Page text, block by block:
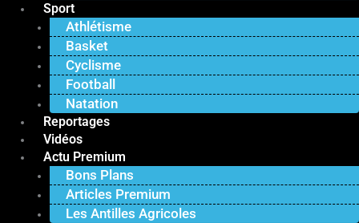
Sport
Athlétisme
Basket
Cyclisme
Football
Natation
Reportages
Vidéos
Actu Premium
Bons Plans
Articles Premium
Les Antilles Agricoles